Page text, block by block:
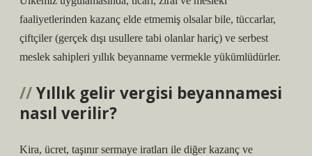
faaliyetlerinden kazanç elde etmemiş olsalar bile, tüccarlar,
çiftçiler (gerçek dışı usullere tabi olanlar hariç) ve serbest
meslek sahipleri yıllık beyanname vermekle yükümlüdürler.
Yıllık gelir vergisi beyannamesi
nasıl verilir?
Kira, ücret, taşınır sermaye iratları ile diğer kazanç ve